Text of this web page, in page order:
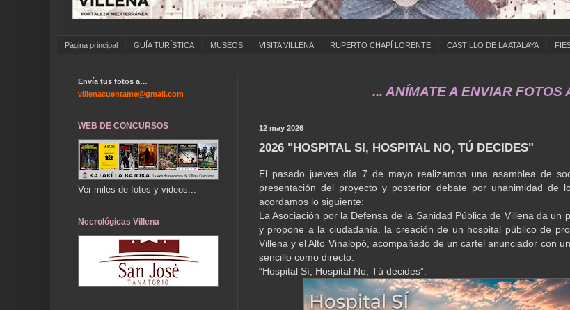
Página principal GUÍA TURÍSTICA MUSEOS VISITA VILLENA RUPERTO CHAPÍ LORENTE CASTILLO DE LA ATALAYA
... ANÍMATE A ENVIAR FOTOS
12 may 2026
2026 "HOSPITAL SI, HOSPITAL NO, TÚ DECIDES"
El pasado jueves día 7 de mayo realizamos una asamblea de
presentación del proyecto y posterior debate por unanimidad de
acordamos lo siguiente:
La Asociación por la Defensa de la Sanidad Pública de Villena da un
y propone a la ciudadanía. la creación de un hospital público de
Villena y el Alto Vinalopó, acompañado de un cartel anunciador con
sencillo como directo:
“Hospital Sí, Hospital No, Tú decides”.
Envía tus fotos a…
villenacuentame@gmail.com
WEB DE CONCURSOS
Ver miles de fotos y videos...
Necrológicas Villena